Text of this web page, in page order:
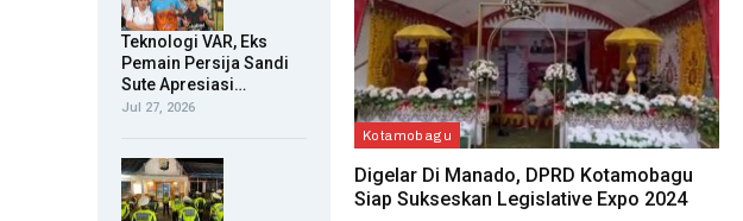
Kotamobagu
Digelar Di Manado, DPRD Kotamobagu
Siap Sukseskan Legislative Expo 2024
Teknologi VAR, Eks
Pemain Persija Sandi
Sute Apresiasi…
Jul 27, 2026